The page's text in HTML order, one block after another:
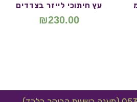
עץ חיתוכי לייזר בצדדים
₪230.00